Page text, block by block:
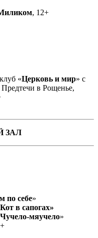
, 12+
«Церковь и мир» с
в Рощенье,
ЗАЛ
по себе»
Кот в сапогах»
Чучело-мяучело»